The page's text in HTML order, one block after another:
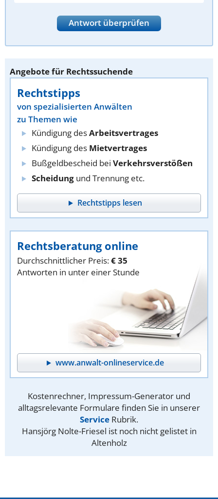
Antwort überprüfen
Angebote für Rechtssuchende
Rechtstipps
von spezialisierten Anwälten
zu Themen wie
Kündigung desArbeitsvertrages
Kündigung des Mietvertrages
Bußgeldbescheid bei Verkehrsverstößen
Scheidung und Trennung etc.
Rechtstipps lesen
Rechtsberatung online
Durchschnittlicher Preis:€ 35
Antworten in unter einer Stunde
www.anwalt-onlineservice.de
Kostenrechner, Impressum-Generator und
alltagsrelevante Formulare finden Sie in unserer
Service Rubrik.
Hansjörg Nolte-Friesel ist noch nicht gelistet in
Altenholz